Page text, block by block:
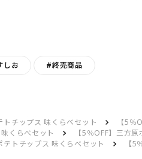
しお #終売商品
トチップス 味くらべセット 【5
くらべセット 【5％OFF】三方
テトチップス 味くらべセット 【